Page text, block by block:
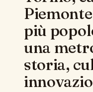
più
una
storia,